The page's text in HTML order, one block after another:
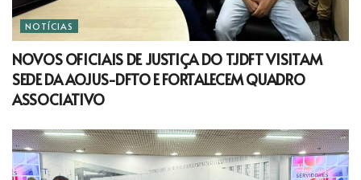
NOTÍCIAS
NOVOS OFICIAIS DE JUSTIÇA DO TJDFT VISITAM
SEDE DA AOJUS-DFTO E FORTALECEM QUADRO
ASSOCIATIVO